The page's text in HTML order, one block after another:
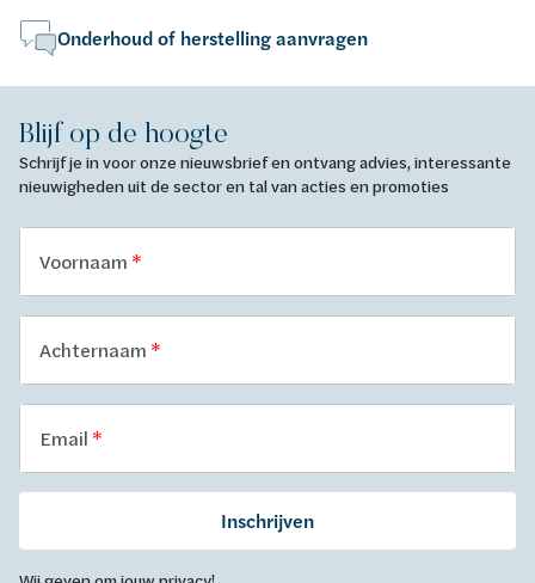
Onderhoud of herstelling aanvragen
Blijf op de hoogte
Schrijf je in voor onze nieuwsbrief en ontvang advies, interessante
nieuwigheden uit de sector en tal van acties en promoties
Voornaam
Achternaam
Email
Inschrijven